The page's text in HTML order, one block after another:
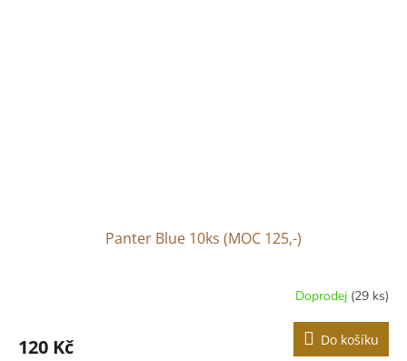
Panter Blue 10ks (MOC 125,-)
Doprodej (29 ks)
120 Kč Do košíku